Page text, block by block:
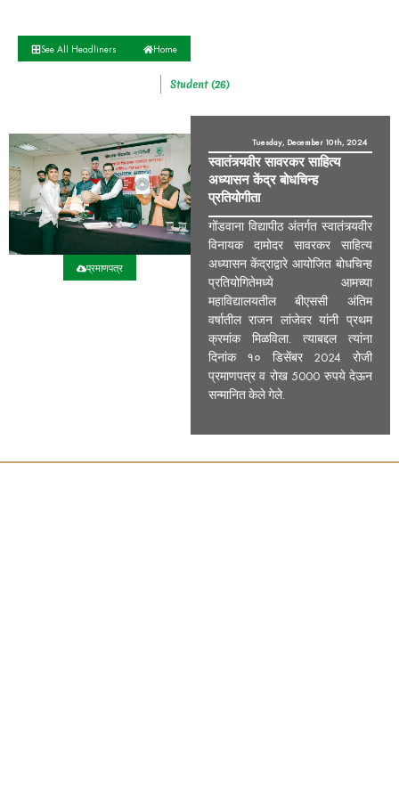
See All Headliners Home
Student (26)
प्रमाणपत्र
Tuesday, December 10th, 2024
स्वातंत्र्यवीर सावरकर साहित्य
अध्यासन केंद्र बोधचिन्ह
प्रतियोगीता
गोंडवाना विद्यापीठ अंतर्गत स्वातंत्र्यवीर
विनायक दामोदर सावरकर साहित्य
अध्यासन केंद्राद्वारे आयोजित बोधचिन्ह
प्रतियोगितेमध्ये आमच्या
महाविद्यालयतील बीएससी अंतिम
वर्षातील राजन लांजेवर यांनी प्रथम
क्रमांक मिळविला. त्याबद्दल त्यांना
दिनांक १० डिसेंबर 2024 रोजी
प्रमाणपत्र व रोख 5000 रुपये देऊन
सन्मानित केले गेले.